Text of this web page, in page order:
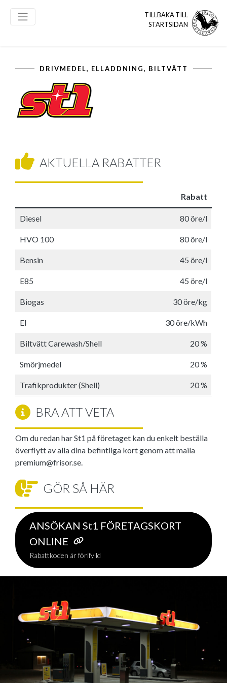
TILLBAKA TILL
STARTSIDAN
DRIVMEDEL, ELLADDNING, BILTVÄTT
AKTUELLA RABATTER
Rabatt
Diesel 80 öre/l
HVO 100 80 öre/l
Bensin 45 öre/l
E85 45 öre/l
Biogas 30 öre/kg
El 30 öre/kWh
Biltvätt Carewash/Shell 20 %
Smörjmedel 20 %
Trafikprodukter (Shell) 20 %
BRA ATT VETA
Om du redan har St1 på företaget kan du enkelt beställa
överflytt av alla dina befintliga kort genom att maila
premium@frisor.se.
GÖR SÅ HÄR
ANSÖKAN St1 FÖRETAGSKORT
ONLINE
Rabattkoden är förifylld